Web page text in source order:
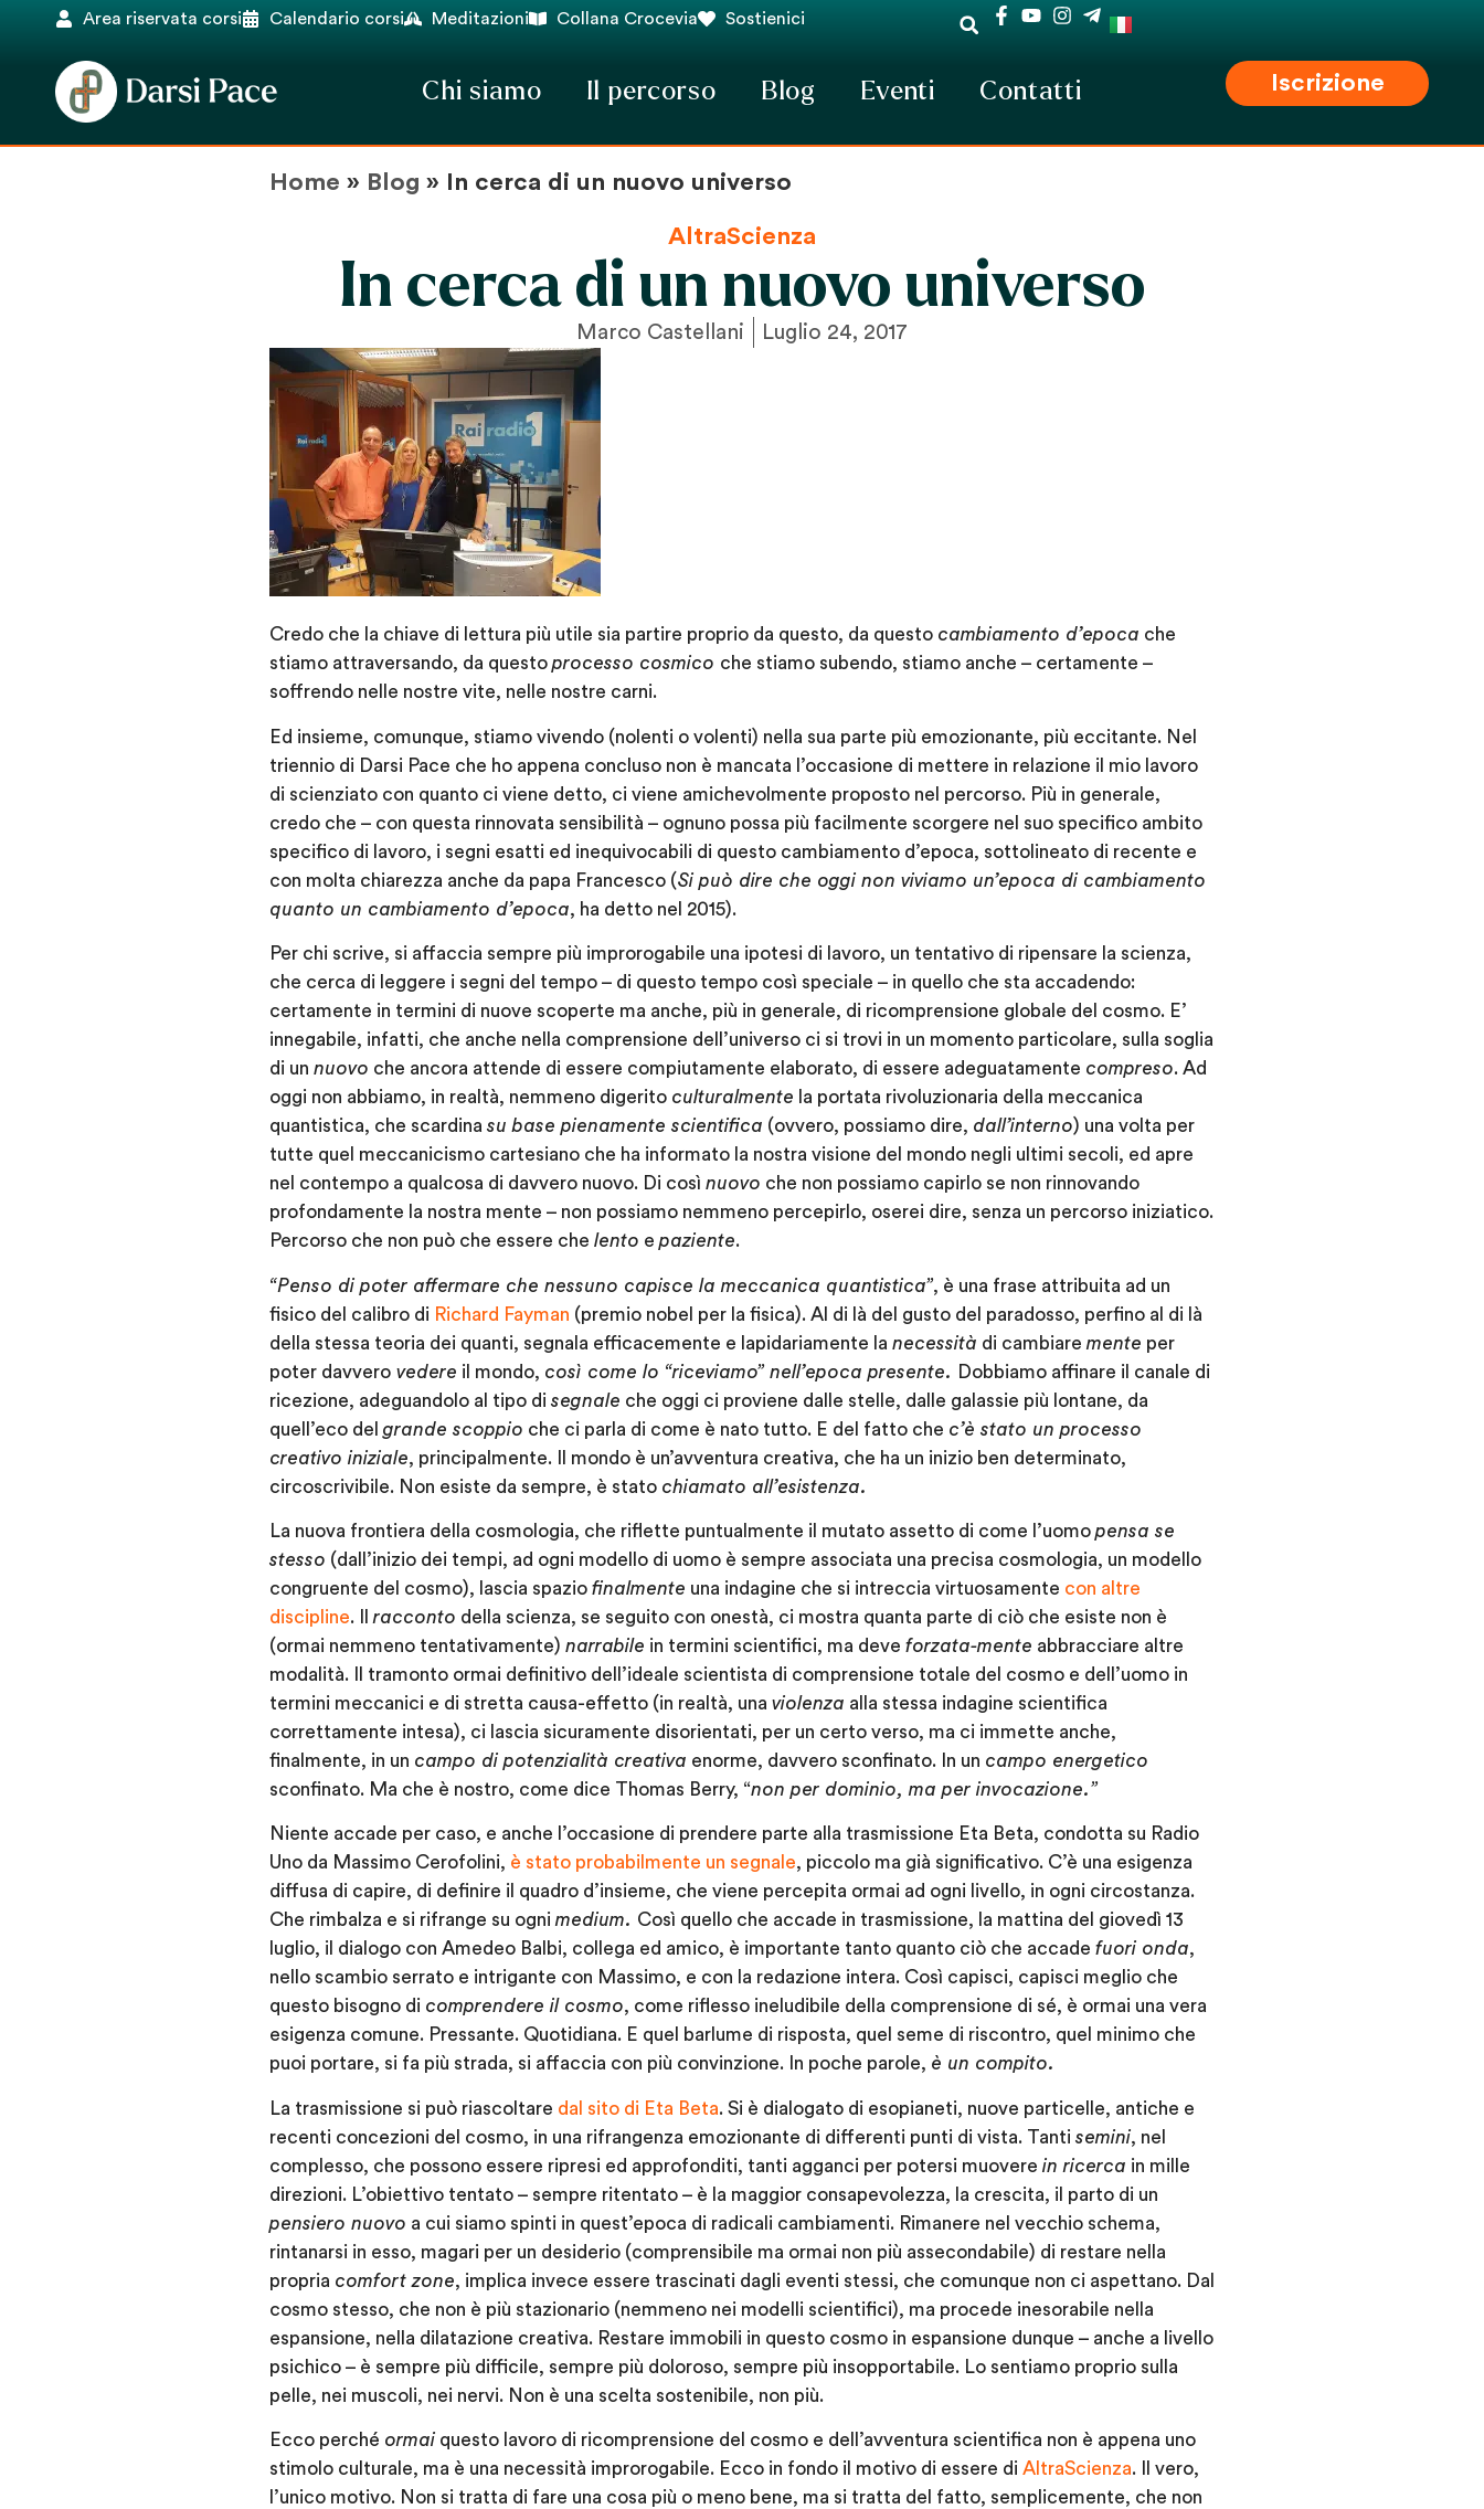
Area riservata corsi Calendario corsi Meditazioni Collana Crocevia Sostienici
Chi siamo Il percorso Blog Eventi Contatti Iscrizione
Home » Blog » In cerca di un nuovo universo
AltraScienza
In cerca di un nuovo universo
Marco Castellani Luglio 24, 2017
Credo che la chiave di lettura più utile sia partire proprio da questo, da questo cambiamento d’epoca che
stiamo attraversando, da questo processo cosmico che stiamo subendo, stiamo anche – certamente –
soffrendo nelle nostre vite, nelle nostre carni.
Ed insieme, comunque, stiamo vivendo (nolenti o volenti) nella sua parte più emozionante, più eccitante. Nel
triennio di Darsi Pace che ho appena concluso non è mancata l’occasione di mettere in relazione il mio lavoro
di scienziato con quanto ci viene detto, ci viene amichevolmente proposto nel percorso. Più in generale,
credo che – con questa rinnovata sensibilità – ognuno possa più facilmente scorgere nel suo specifico ambito
specifico di lavoro, i segni esatti ed inequivocabili di questo cambiamento d’epoca, sottolineato di recente e
con molta chiarezza anche da papa Francesco (Si può dire che oggi non viviamo un’epoca di cambiamento
quanto un cambiamento d’epoca, ha detto nel 2015).
Per chi scrive, si affaccia sempre più improrogabile una ipotesi di lavoro, un tentativo di ripensare la scienza,
che cerca di leggere i segni del tempo – di questo tempo così speciale – in quello che sta accadendo:
certamente in termini di nuove scoperte ma anche, più in generale, di ricomprensione globale del cosmo. E’
innegabile, infatti, che anche nella comprensione dell’universo ci si trovi in un momento particolare, sulla soglia
di un nuovo che ancora attende di essere compiutamente elaborato, di essere adeguatamente compreso. Ad
oggi non abbiamo, in realtà, nemmeno digerito culturalmente la portata rivoluzionaria della meccanica
quantistica, che scardina su base pienamente scientifica (ovvero, possiamo dire, dall’interno) una volta per
tutte quel meccanicismo cartesiano che ha informato la nostra visione del mondo negli ultimi secoli, ed apre
nel contempo a qualcosa di davvero nuovo. Di così nuovo che non possiamo capirlo se non rinnovando
profondamente la nostra mente – non possiamo nemmeno percepirlo, oserei dire, senza un percorso iniziatico.
Percorso che non può che essere che lento e paziente.
“Penso di poter affermare che nessuno capisce la meccanica quantistica”, è una frase attribuita ad un
fisico del calibro di Richard Fayman (premio nobel per la fisica). Al di là del gusto del paradosso, perfino al di là
della stessa teoria dei quanti, segnala efficacemente e lapidariamente la necessità di cambiare mente per
poter davvero vedere il mondo, così come lo “riceviamo” nell’epoca presente. Dobbiamo affinare il canale di
ricezione, adeguandolo al tipo di segnale che oggi ci proviene dalle stelle, dalle galassie più lontane, da
quell’eco del grande scoppio che ci parla di come è nato tutto. E del fatto che c’è stato un processo
creativo iniziale, principalmente. Il mondo è un’avventura creativa, che ha un inizio ben determinato,
circoscrivibile. Non esiste da sempre, è stato chiamato all’esistenza.
La nuova frontiera della cosmologia, che riflette puntualmente il mutato assetto di come l’uomo pensa se
stesso (dall’inizio dei tempi, ad ogni modello di uomo è sempre associata una precisa cosmologia, un modello
congruente del cosmo), lascia spazio finalmente una indagine che si intreccia virtuosamente con altre
discipline. Il racconto della scienza, se seguito con onestà, ci mostra quanta parte di ciò che esiste non è
(ormai nemmeno tentativamente) narrabile in termini scientifici, ma deve forzata-mente abbracciare altre
modalità. Il tramonto ormai definitivo dell’ideale scientista di comprensione totale del cosmo e dell’uomo in
termini meccanici e di stretta causa-effetto (in realtà, una violenza alla stessa indagine scientifica
correttamente intesa), ci lascia sicuramente disorientati, per un certo verso, ma ci immette anche,
finalmente, in un campo di potenzialità creativa enorme, davvero sconfinato. In un campo energetico
sconfinato. Ma che è nostro, come dice Thomas Berry, “non per dominio, ma per invocazione.”
Niente accade per caso, e anche l’occasione di prendere parte alla trasmissione Eta Beta, condotta su Radio
Uno da Massimo Cerofolini, è stato probabilmente un segnale, piccolo ma già significativo. C’è una esigenza
diffusa di capire, di definire il quadro d’insieme, che viene percepita ormai ad ogni livello, in ogni circostanza.
Che rimbalza e si rifrange su ogni medium. Così quello che accade in trasmissione, la mattina del giovedì 13
luglio, il dialogo con Amedeo Balbi, collega ed amico, è importante tanto quanto ciò che accade fuori onda,
nello scambio serrato e intrigante con Massimo, e con la redazione intera. Così capisci, capisci meglio che
questo bisogno di comprendere il cosmo, come riflesso ineludibile della comprensione di sé, è ormai una vera
esigenza comune. Pressante. Quotidiana. E quel barlume di risposta, quel seme di riscontro, quel minimo che
puoi portare, si fa più strada, si affaccia con più convinzione. In poche parole, è un compito.
La trasmissione si può riascoltare dal sito di Eta Beta. Si è dialogato di esopianeti, nuove particelle, antiche e
recenti concezioni del cosmo, in una rifrangenza emozionante di differenti punti di vista. Tanti semini, nel
complesso, che possono essere ripresi ed approfonditi, tanti agganci per potersi muovere in ricerca in mille
direzioni. L’obiettivo tentato – sempre ritentato – è la maggior consapevolezza, la crescita, il parto di un
pensiero nuovo a cui siamo spinti in quest’epoca di radicali cambiamenti. Rimanere nel vecchio schema,
rintanarsi in esso, magari per un desiderio (comprensibile ma ormai non più assecondabile) di restare nella
propria comfort zone, implica invece essere trascinati dagli eventi stessi, che comunque non ci aspettano. Dal
cosmo stesso, che non è più stazionario (nemmeno nei modelli scientifici), ma procede inesorabile nella
espansione, nella dilatazione creativa. Restare immobili in questo cosmo in espansione dunque – anche a livello
psichico – è sempre più difficile, sempre più doloroso, sempre più insopportabile. Lo sentiamo proprio sulla
pelle, nei muscoli, nei nervi. Non è una scelta sostenibile, non più.
Ecco perché ormai questo lavoro di ricomprensione del cosmo e dell’avventura scientifica non è appena uno
stimolo culturale, ma è una necessità improrogabile. Ecco in fondo il motivo di essere di AltraScienza. Il vero,
l’unico motivo. Non si tratta di fare una cosa più o meno bene, ma si tratta del fatto, semplicemente, che non